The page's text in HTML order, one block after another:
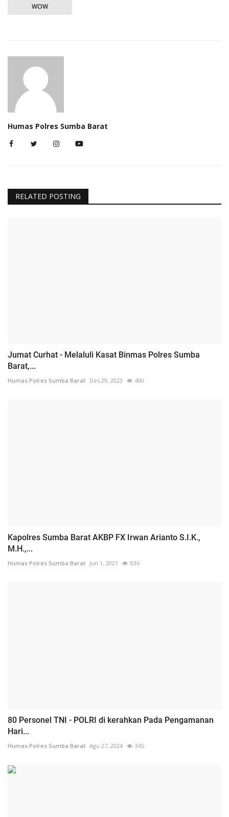
WOW
Humas Polres Sumba Barat
RELATED POSTING
Jumat Curhat - Melaluli Kasat Binmas Polres Sumba
Barat,...
Humas Polres Sumba Barat Des 29, 2023 400
Kapolres Sumba Barat AKBP FX Irwan Arianto S.I.K.,
M.H.,...
Humas Polres Sumba Barat Jun 1, 2021 836
80 Personel TNI - POLRI di kerahkan Pada Pengamanan
Hari...
Humas Polres Sumba Barat Agu 27, 2024 345